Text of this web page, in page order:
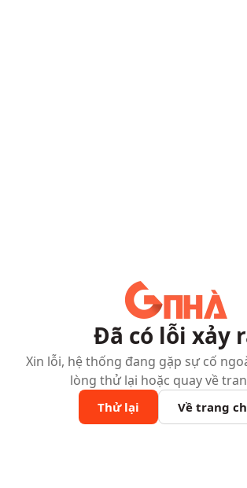
Đã có lỗi xảy
Xin lỗi, hệ thống đang gặp sự cố
lòng thử lại hoặc quay về
Thử lại Về trang